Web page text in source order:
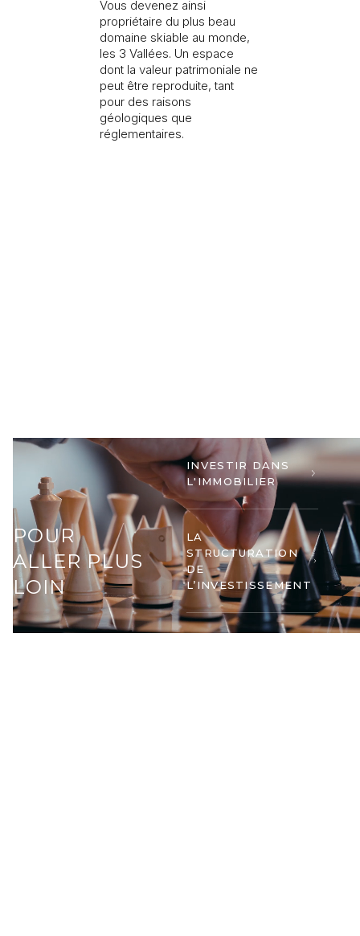
Vous devenez ainsi
propriétaire du plus beau
domaine skiable au monde,
les 3 Vallées. Un espace
dont la valeur patrimoniale ne
peut être reproduite, tant
pour des raisons
géologiques que
réglementaires.
POUR
ALLER PLUS
LOIN
INVESTIR DANS
L'IMMOBILIER
LA
STRUCTURATION
DE
L’INVESTISSEMENT